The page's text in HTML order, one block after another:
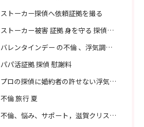
ストーカー探偵へ依頼証拠を撮る
ストーカー被害 証拠 身を守る 探偵に頼む
バレンタインデー の不倫 、浮気調査に強い探偵
パパ活証拠 探偵 慰謝料
プロの探偵に婚約者の許せない浮気、無料相談で解決
不倫 旅行 夏
不倫、悩み、サポート，滋賀クリスタル探偵